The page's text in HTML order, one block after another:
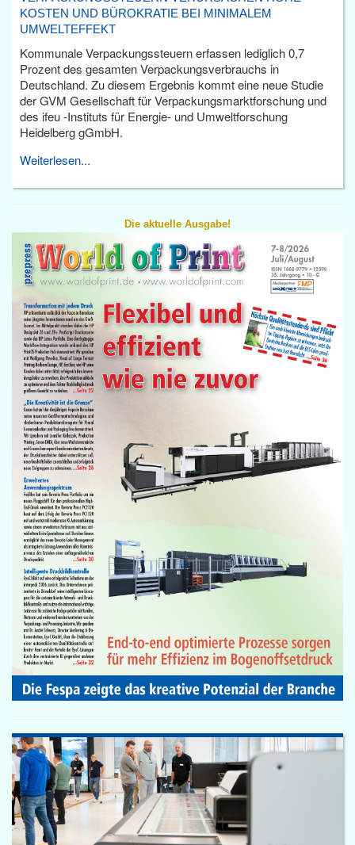
KOSTEN UND BÜROKRATIE BEI MINIMALEM
UMWELTEFFEKT
Kommunale Verpackungssteuern erfassen lediglich 0,7
Prozent des gesamten Verpackungsverbrauchs in
Deutschland. Zu diesem Ergebnis kommt eine neue Studie
der GVM Gesellschaft für Verpackungsmarktforschung und
des ifeu -Instituts für Energie- und Umweltforschung
Heidelberg gGmbH.
Weiterlesen...
Die aktuelle Ausgabe!